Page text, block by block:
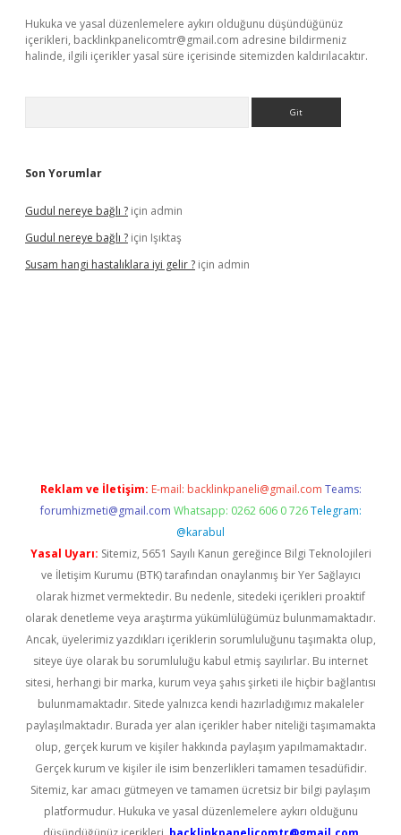
Hukuka ve yasal düzenlemelere aykırı olduğunu düşündüğünüz
içerikleri, backlinkpanelicomtr@gmail.com adresine bildirmeniz
halinde, ilgili içerikler yasal süre içerisinde sitemizden kaldırılacaktır.
Son Yorumlar
Gudul nereye bağlı ? için admin
Gudul nereye bağlı ? için Işıktaş
Susam hangi hastalıklara iyi gelir ? için admin
Reklam ve İletişim: E-mail: backlinkpaneli@gmail.com Teams:
forumhizmeti@gmail.com Whatsapp: 0262 606 0 726 Telegram:
@karabul
Yasal Uyarı: Sitemiz, 5651 Sayılı Kanun gereğince Bilgi Teknolojileri
ve İletişim Kurumu (BTK) tarafından onaylanmış bir Yer Sağlayıcı
olarak hizmet vermektedir. Bu nedenle, sitedeki içerikleri proaktif
olarak denetleme veya araştırma yükümlülüğümüz bulunmamaktadır.
Ancak, üyelerimiz yazdıkları içeriklerin sorumluluğunu taşımakta olup,
siteye üye olarak bu sorumluluğu kabul etmiş sayılırlar. Bu internet
sitesi, herhangi bir marka, kurum veya şahıs şirketi ile hiçbir bağlantısı
bulunmamaktadır. Sitede yalnızca kendi hazırladığımız makaleler
paylaşılmaktadır. Burada yer alan içerikler haber niteliği taşımamakta
olup, gerçek kurum ve kişiler hakkında paylaşım yapılmamaktadır.
Gerçek kurum ve kişiler ile isim benzerlikleri tamamen tesadüfidir.
Sitemiz, kar amacı gütmeyen ve tamamen ücretsiz bir bilgi paylaşım
platformudur. Hukuka ve yasal düzenlemelere aykırı olduğunu